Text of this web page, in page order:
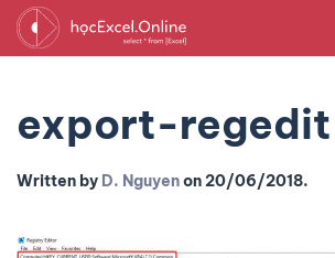
export-regedit
Written by D. Nguyenon20/06/2018.